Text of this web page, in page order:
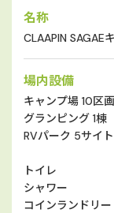
名称
CLAAPIN SAGAE
場内設備
キャンプ場 10区
グランピング 1棟
RVパーク 5サイト
トイレ
シャワー
コインランドリー